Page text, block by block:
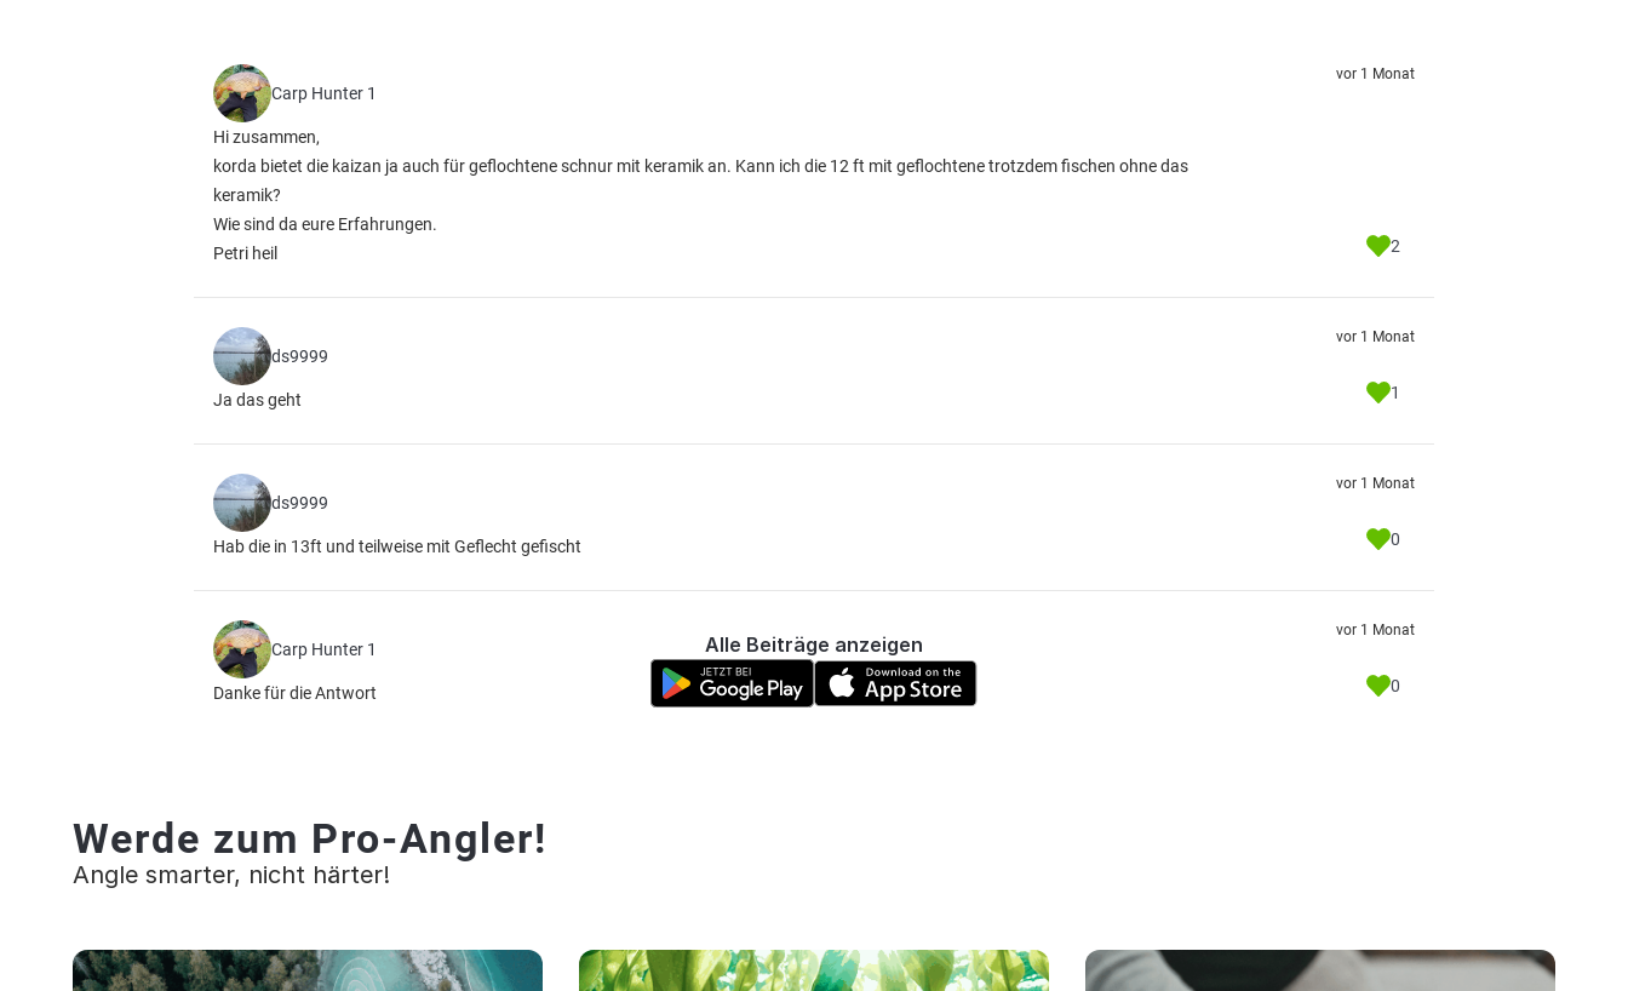
Carp Hunter 1
Hi zusammen,
korda bietet die kaizan ja auch für geflochtene schnur mit keramik an. Kann ich die 12 ft mit geflochtene trotzdem fischen ohne das
keramik?
Wie sind da eure Erfahrungen.
Petri heil
vor 1 Monat
2
ds9999
Ja das geht
vor 1 Monat
1
ds9999
Hab die in 13ft und teilweise mit Geflecht gefischt
vor 1 Monat
0
Carp Hunter 1
Danke für die Antwort
vor 1 Monat
0
Alle Beiträge anzeigen
Werde zum Pro-Angler!
Angle smarter, nicht härter!